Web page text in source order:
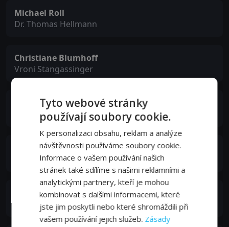
Michael Roll
Dr. Thomas Hellmann
Christiane Blumhoff
Vroni Stangassinger
Joachim Raaf
Jörn Richter
Andrea L'Arronge
Susanne Buchner
Eva Habermann
Gesa Pelicano
Tyto webové stránky
používají soubory cookie.
K personalizaci obsahu, reklam a analýze
návštěvnosti používáme soubory cookie.
Informace o vašem používání našich
stránek také sdílíme s našimi reklamními a
analytickými partnery, kteří je mohou
kombinovat s dalšími informacemi, které
jste jim poskytli nebo které shromáždili při
vašem používání jejich služeb. Zásady